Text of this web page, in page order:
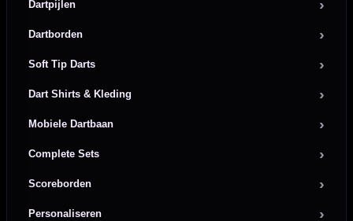
Dartpijlen
Dartborden
Soft Tip Darts
Dart Shirts & Kleding
Mobiele Dartbaan
Complete Sets
Scoreborden
Personaliseren